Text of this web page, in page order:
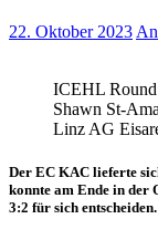
22. Oktober 2023
ICEHL
Shawn St-
Linz AG
Der EC KAC lieferte
konnte am Ende in der
3:2 für sich entscheiden.